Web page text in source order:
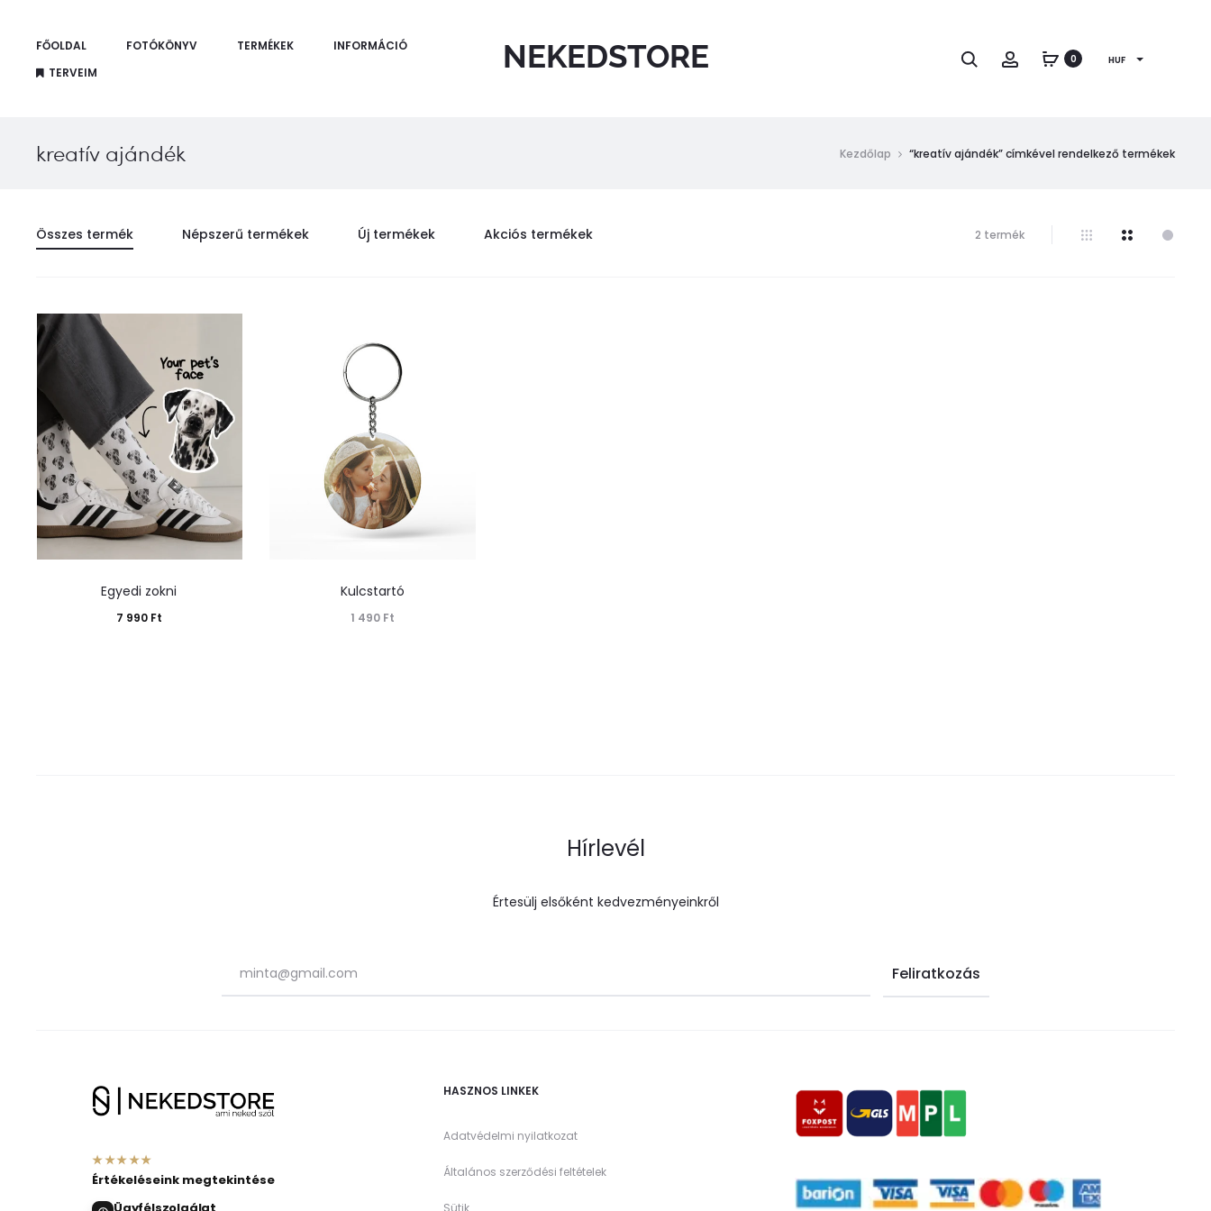
FŐOLDAL FOTÓKÖNYV TERMÉKEK
INFORMÁCIÓ
TERVEIM
NEKEDSTORE Keresés 0 HUF
kreatív ajándék Kezdőlap “kreatív ajándék” címkével rendelkező termékek
Összes termék Népszerű termékek Új termékek Akciós termékek 2 termékMind
Egyedi zokni
7 990 Ft
Kulcstartó
1 490 Ft
Hírlevél
Értesülj elsőként kedvezményeinkről
★★★★★
Értékeléseink megtekintése
HASZNOS LINKEK
Adatvédelmi nyilatkozat
Általános szerződési feltételek